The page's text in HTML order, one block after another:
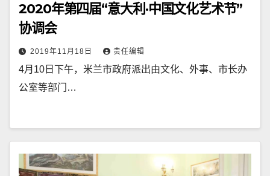
2020年第四届“意大利·中国文化艺术节”
协调会
2019年11月18日 责任编辑
4月10日下午，米兰市政府派出由文化、外事、市长办
公室等部门…